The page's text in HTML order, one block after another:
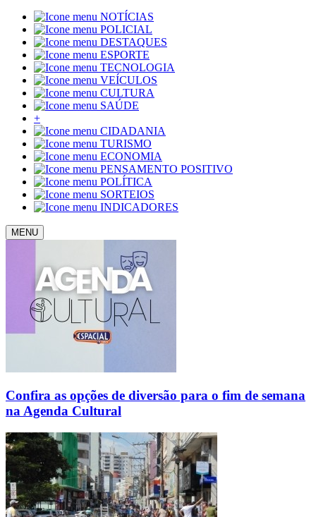
NOTÍCIAS
POLICIAL
DESTAQUES
ESPORTE
TECNOLOGIA
VEÍCULOS
CULTURA
SAÚDE
+
CIDADANIA
TURISMO
ECONOMIA
PENSAMENTO POSITIVO
POLÍTICA
SORTEIOS
INDICADORES
MENU
Confira as opções de diversão para o fim de semana
na Agenda Cultural